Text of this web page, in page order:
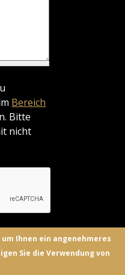
Bereich
Bitte
nicht
Ihnen ein angenehmeres
Sie die Verwendung von